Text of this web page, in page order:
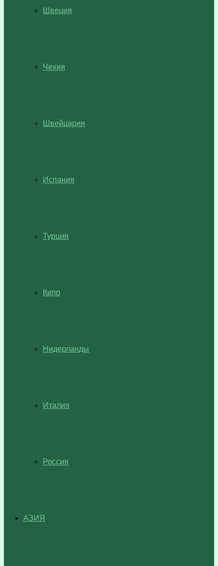
Швеция
Чехия
Швейцария
Испания
Турция
Кипр
Нидерланды
Италия
Россия
АЗИЯ